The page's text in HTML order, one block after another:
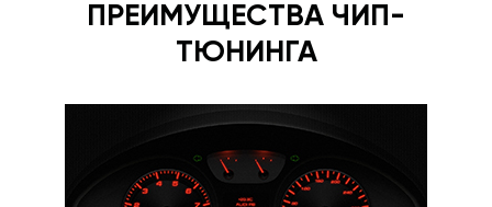
ПРЕИМУЩЕСТВА ЧИП-
ТЮНИНГА